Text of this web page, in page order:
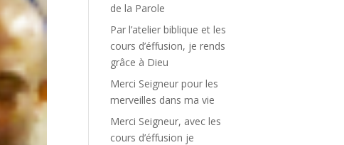
de la Parole
Par l’atelier biblique et les
cours d’éffusion, je rends
grâce à Dieu
Merci Seigneur pour les
merveilles dans ma vie
Merci Seigneur, avec les
cours d’éffusion je